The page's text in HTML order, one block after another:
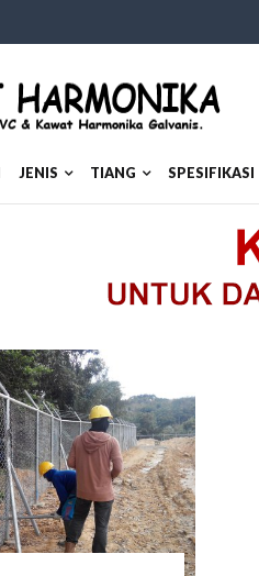
JENIS TIANG SPESIFIKASI